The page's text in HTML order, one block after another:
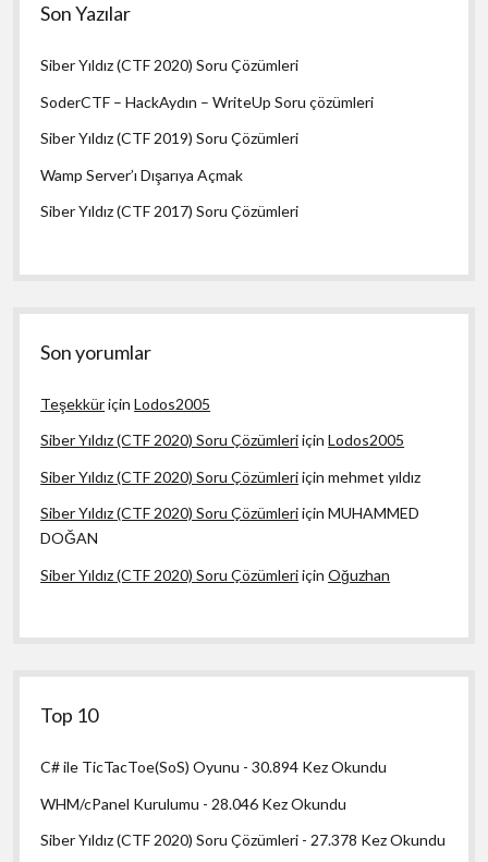
Son Yazılar
Siber Yıldız (CTF 2020) Soru Çözümleri
SoderCTF – HackAydın – WriteUp Soru çözümleri
Siber Yıldız (CTF 2019) Soru Çözümleri
Wamp Server’ı Dışarıya Açmak
Siber Yıldız (CTF 2017) Soru Çözümleri
Son yorumlar
TeşekküriçinLodos2005
Siber Yıldız (CTF 2020) Soru ÇözümleriiçinLodos2005
Siber Yıldız (CTF 2020) Soru Çözümleriiçinmehmet yıldız
Siber Yıldız (CTF 2020) Soru ÇözümleriiçinMUHAMMED
DOĞAN
Siber Yıldız (CTF 2020) Soru ÇözümleriiçinOğuzhan
Top 10
C# ile TicTacToe(SoS) Oyunu - 30.894 Kez Okundu
WHM/cPanel Kurulumu - 28.046 Kez Okundu
Siber Yıldız (CTF 2020) Soru Çözümleri - 27.378 Kez Okundu